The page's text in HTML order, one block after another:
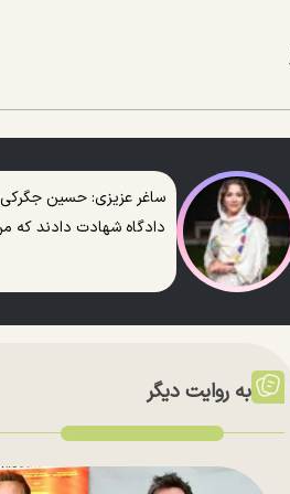
ساغر عزیزی: حسین جگرکی
دادگاه شهادت دادند که
به روایت دیگر